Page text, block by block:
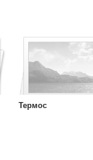
Термос